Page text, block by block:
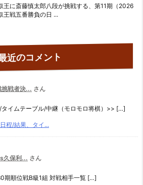
王に斎藤慎太郎八段が挑戦する、第11期（2026
王戦五番勝負の日 ...
近のコメント
戦者決... さん
イムテーブル/中継（モロモロ将棋）>> […]
程/結果、タイ...
久保利... さん
期順位戦B級1組 対戦相手一覧 […]